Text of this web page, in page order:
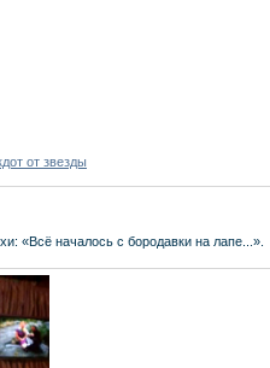
от звезды
«Всё началось с бородавки на лапе...».